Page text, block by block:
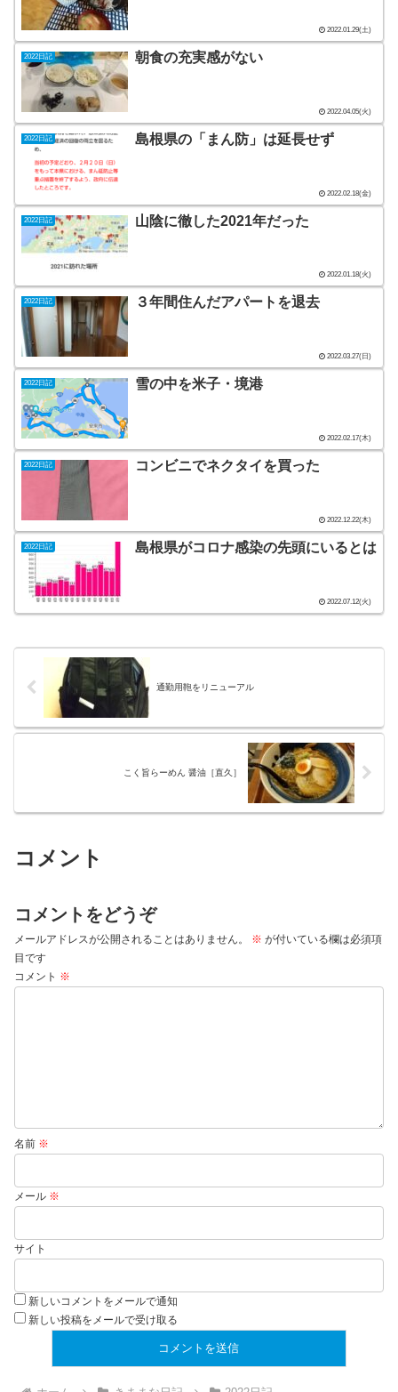
2022.01.29(土)
2022日記 朝食の充実感がない
2022.04.05(火)
2022日記 島根県の「まん防」は延長せず
2022.02.18(金)
2022日記 山陰に徹した2021年だった
2022.01.18(火)
2022日記 ３年間住んだアパートを退去
2022.03.27(日)
2022日記 雪の中を米子・境港
2022.02.17(木)
2022日記 コンビニでネクタイを買った
2022.12.22(木)
2022日記 島根県がコロナ感染の先頭にいるとは
2022.07.12(火)
通勤用鞄をリニューアル
こく旨らーめん 醤油［直久］
コメント
コメントをどうぞ
メールアドレスが公開されることはありません。 ※ が付いている欄は必須項
目です
コメント ※
名前 ※
メール ※
サイト
新しいコメントをメールで通知
新しい投稿をメールで受け取る